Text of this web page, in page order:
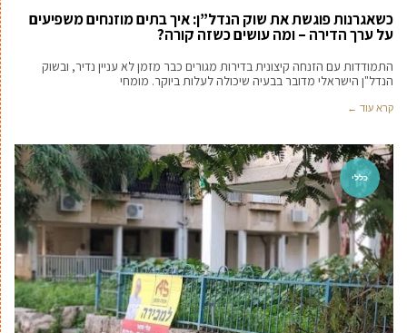
כשאגרנות פוגשת את שוק הנדל”ן: איך בתים מוזנחים משפיעים
על ערך הדירה – ומה עושים כשזה קורה?
התמודדות עם הזנחה קיצונית בדירות מגורים כבר מזמן לא עניין נדיר, ובשוק
הנדל"ן הישראלי מדובר בבעיה שיכולה לעלות ביוקר. מומחי
קרא עוד ←
כללי